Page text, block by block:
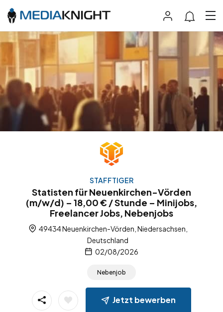
STAFFTIGER
Statisten für Neuenkirchen-Vörden
(m/w/d) – 18,00 € / Stunde – Minijobs,
Freelancer Jobs, Nebenjobs
49434 Neuenkirchen-Vörden, Niedersachsen,
Deutschland
02/08/2026
Nebenjob
Jetzt bewerben